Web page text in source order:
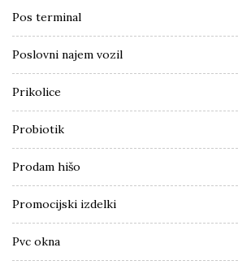
Pos terminal
Poslovni najem vozil
Prikolice
Probiotik
Prodam hišo
Promocijski izdelki
Pvc okna